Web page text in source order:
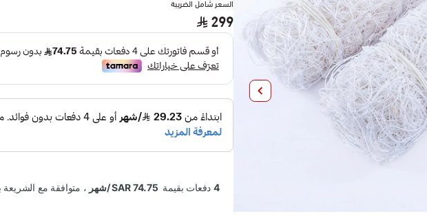
السعر شامل الضريبة
299